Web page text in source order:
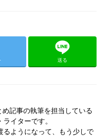
送る
め記事の執筆を担当している
イターです。
るようになって、もう少しで